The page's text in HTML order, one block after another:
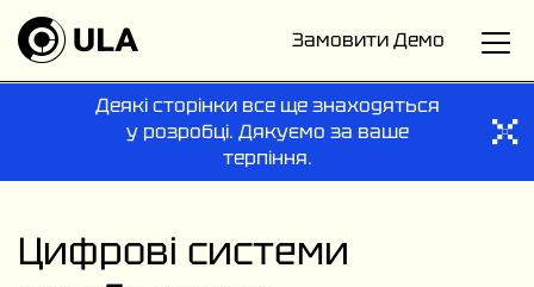
Замовити Демо
Деякі сторінки все ще знаходяться
у розробці. Дякуємо за ваше
терпіння.
Цифрові системи